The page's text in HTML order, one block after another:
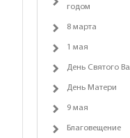
годом
8 марта
1 мая
День Святого
День Матери
9 мая
Благовещение